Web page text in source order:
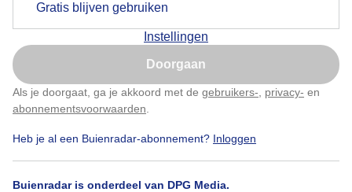
Gratis blijven gebruiken
Instellingen
Doorgaan
Als je doorgaat, ga je akkoord met de gebruikers- privacy- en
abonnementsvoorwaarden
Heb je al een Buienradar-abonnement? Inloggen
Buienradar is onderdeel van DPG Media.
Het was mooi helder om Orioniden te fotograferen.
Door: Hans Buls Gemaakt: 28-10-2021, 428x bekeken